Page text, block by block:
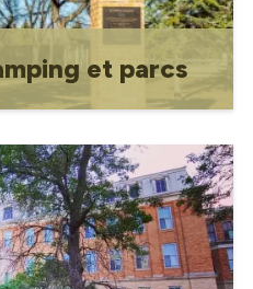
et parcs